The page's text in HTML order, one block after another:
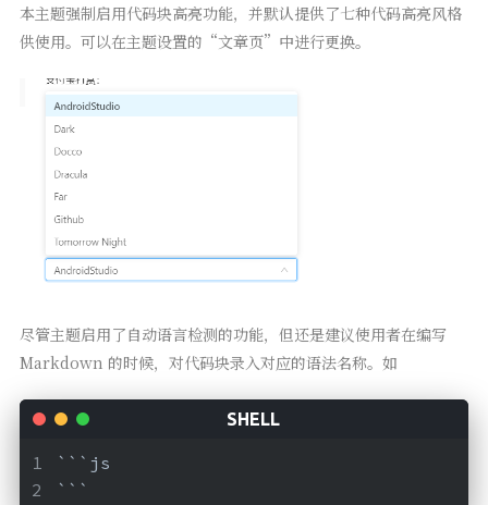
本主题强制启用代码块高亮功能，并默认提供了七种代码高亮风格
供使用。可以在主题设置的“文章页”中进行更换。
尽管主题启用了自动语言检测的功能，但还是建议使用者在编写
Markdown 的时候，对代码块录入对应的语法名称。如
```js
```